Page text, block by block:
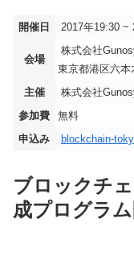
開催日 2017年19:30 ~
会場
株式会社
東京都港区六本
主催
株式会社
参加費
無料
申込み
blockchain-
ブロックチ
成プログラ